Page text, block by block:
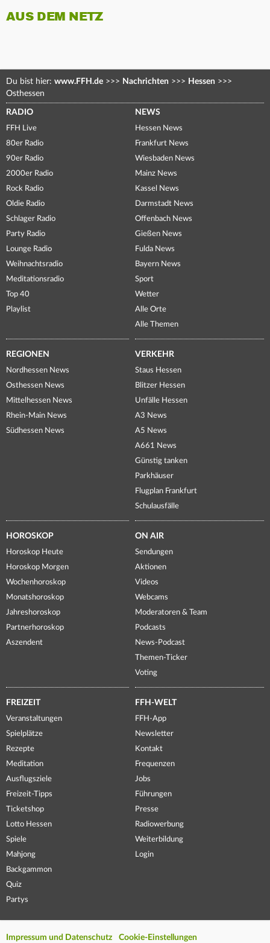
AUS DEM NETZ
Du bist hier: www.FFH.de >>> Nachrichten >>> Hessen >>>
Osthessen
RADIO
FFH Live
80er Radio
90er Radio
2000er Radio
Rock Radio
Oldie Radio
Schlager Radio
Party Radio
Lounge Radio
Weihnachtsradio
Meditationsradio
Top 40
Playlist
NEWS
Hessen News
Frankfurt News
Wiesbaden News
Mainz News
Kassel News
Darmstadt News
Offenbach News
Gießen News
Fulda News
Bayern News
Sport
Wetter
Alle Orte
Alle Themen
REGIONEN
Nordhessen News
Osthessen News
Mittelhessen News
Rhein-Main News
Südhessen News
VERKEHR
Staus Hessen
Blitzer Hessen
Unfälle Hessen
A3 News
A5 News
A661 News
Günstig tanken
Parkhäuser
Flugplan Frankfurt
Schulausfälle
HOROSKOP
Horoskop Heute
Horoskop Morgen
Wochenhoroskop
Monatshoroskop
Jahreshoroskop
Partnerhoroskop
Aszendent
ON AIR
Sendungen
Aktionen
Videos
Webcams
Moderatoren & Team
Podcasts
News-Podcast
Themen-Ticker
Voting
FREIZEIT
Veranstaltungen
Spielplätze
Rezepte
Meditation
Ausflugsziele
Freizeit-Tipps
Ticketshop
Lotto Hessen
Spiele
Mahjong
Backgammon
Quiz
Partys
FFH-WELT
FFH-App
Newsletter
Kontakt
Frequenzen
Jobs
Führungen
Presse
Radiowerbung
Weiterbildung
Login
Impressum und Datenschutz Cookie-Einstellungen